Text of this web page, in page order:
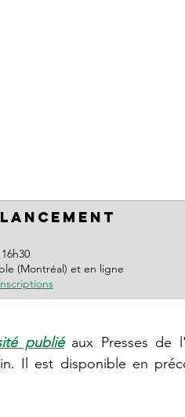
(Montréal) et en ligne
publié aux Presses de